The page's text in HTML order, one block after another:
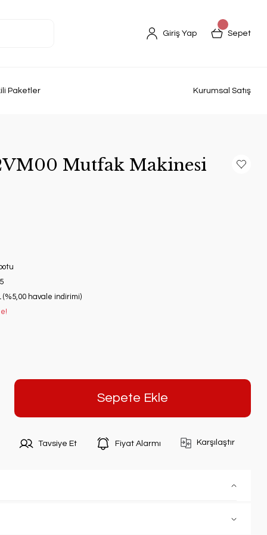
Giriş Yap Sepet
Paketler Kurumsal Satış
Mutfak Makinesi
(%5,00 havale indirimi)
Sepete Ekle
Tavsiye Et Fiyat Alarmı Karşılaştır